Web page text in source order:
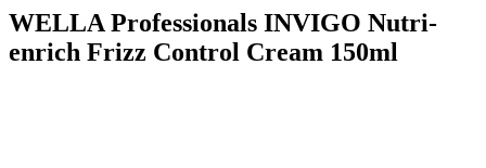
WELLA Professionals INVIGO Nutri-
enrich Frizz Control Cream 150ml